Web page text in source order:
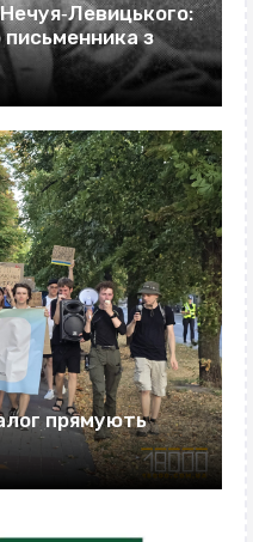
з
прямують